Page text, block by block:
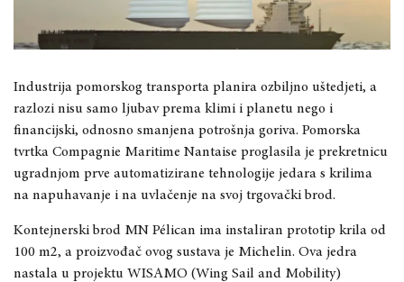
Industrija pomorskog transporta planira ozbiljno uštedjeti, a
razlozi nisu samo ljubav prema klimi i planetu nego i
financijski, odnosno smanjena potrošnja goriva. Pomorska
tvrtka Compagnie Maritime Nantaise proglasila je prekretnicu
ugradnjom prve automatizirane tehnologije jedara s krilima
na napuhavanje i na uvlačenje na svoj trgovački brod.
Kontejnerski brod MN Pélican ima instaliran prototip krila od
100 m2, a proizvođač ovog sustava je Michelin. Ova jedra
nastala u projektu WISAMO (Wing Sail and Mobility)